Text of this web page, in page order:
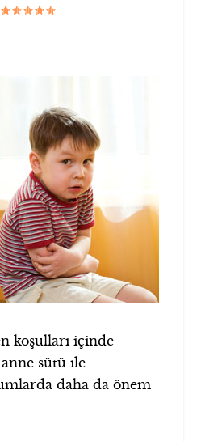
koşulları içinde
anne sütü ile
daha da önem